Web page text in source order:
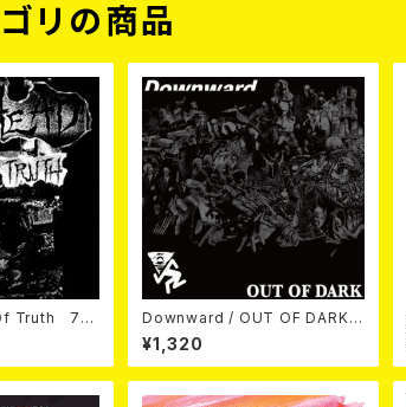
リの商品
Truth 7E
Downward / OUT OF DARK 7
EP
¥1,320